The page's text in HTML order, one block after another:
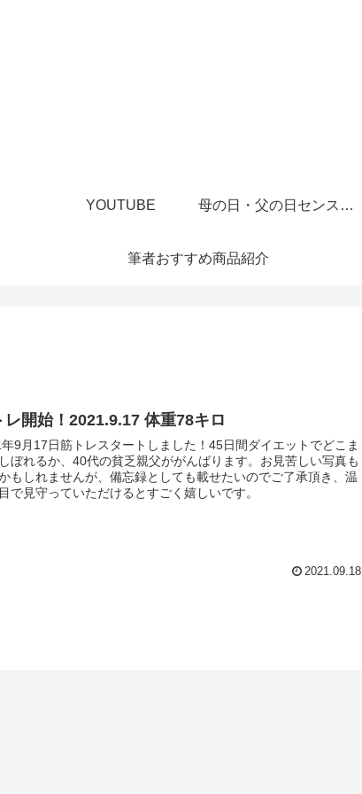
YOUTUBE 母の日・父の日センスあるプレゼント
筆者おすすめ商品紹介
レ開始！2021.9.17 体重78キロ
9月17日筋トレスタートしました！45日間ダイエットでどこま
ぼれるか、40代の貧乏親父ががんばります。お見苦しい写真も
もしれませんが、備忘録としても載せたいのでご了承頂き、温
で見守っていただけるとすごく嬉しいです。
2021.09.18